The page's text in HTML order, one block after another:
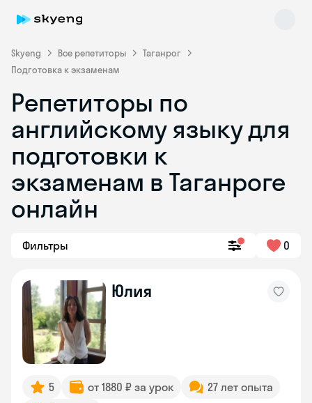
Skyeng Все репетиторы
Таганрог
Подготовка к экзаменам
Репетиторы по
английскому языку для
подготовки к
экзаменам в Таганроге
онлайн
Фильтры 0
Юлия
5 от 1880 ₽ за урок
27 лет опыта
Skyeng Chat